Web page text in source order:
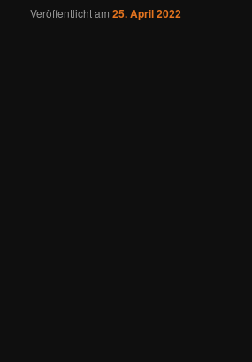
Veröffentlicht am25. April 2022